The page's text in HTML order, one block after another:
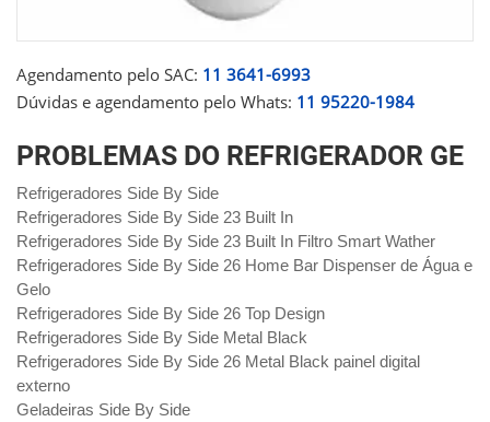
Agendamento pelo SAC: 11 3641-6993
Dúvidas e agendamento pelo Whats: 11 95220-1984
PROBLEMAS DO REFRIGERADOR GE
Refrigeradores Side By Side
Refrigeradores Side By Side 23 Built In
Refrigeradores Side By Side 23 Built In Filtro Smart Wather
Refrigeradores Side By Side 26 Home Bar Dispenser de Água e
Gelo
Refrigeradores Side By Side 26 Top Design
Refrigeradores Side By Side Metal Black
Refrigeradores Side By Side 26 Metal Black painel digital
externo
Geladeiras Side By Side